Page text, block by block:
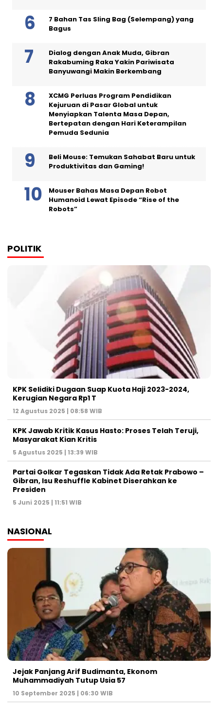
7 Bahan Tas Sling Bag (Selempang) yang
Bagus
Dialog dengan Anak Muda, Gibran
Rakabuming Raka Yakin Pariwisata
Banyuwangi Makin Berkembang
XCMG Perluas Program Pendidikan
Kejuruan di Pasar Global untuk
Menyiapkan Talenta Masa Depan,
Bertepatan dengan Hari Keterampilan
Pemuda Sedunia
Beli Mouse: Temukan Sahabat Baru untuk
Produktivitas dan Gaming!
Mouser Bahas Masa Depan Robot
Humanoid Lewat Episode “Rise of the
Robots”
POLITIK
KPK Selidiki Dugaan Suap Kuota Haji 2023-2024,
Kerugian Negara Rp1 T
12 Agustus 2025 | 08:58 WIB
KPK Jawab Kritik Kasus Hasto: Proses Telah Teruji,
Masyarakat Kian Kritis
5 Agustus 2025 | 13:39 WIB
Partai Golkar Tegaskan Tidak Ada Retak Prabowo –
Gibran, Isu Reshuffle Kabinet Diserahkan ke
Presiden
5 Juni 2025 | 11:51 WIB
NASIONAL
Jejak Panjang Arif Budimanta, Ekonom
Muhammadiyah Tutup Usia 57
10 September 2025 | 06:30 WIB